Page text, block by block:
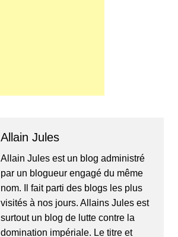
Allain Jules
Allain Jules est un blog administré
par un blogueur engagé du même
nom. Il fait parti des blogs les plus
visités à nos jours. Allains Jules est
surtout un blog de lutte contre la
domination impériale. Le titre et